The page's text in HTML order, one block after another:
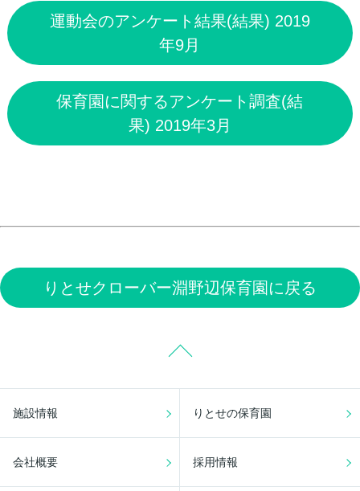
運動会のアンケート結果(結果) 2019
年9月
保育園に関するアンケート調査(結
果) 2019年3月
りとせクローバー淵野辺保育園に戻る
施設情報 りとせの保育園
会社概要 採用情報